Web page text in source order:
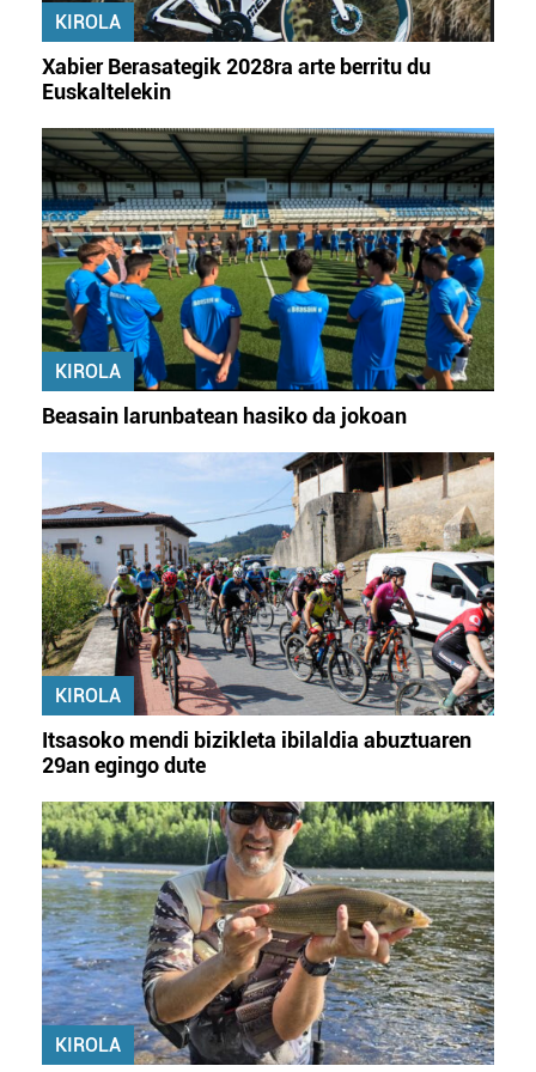
irakurri
KIROLA
Xabier Berasategik 2028ra arte berritu du
Euskaltelekin
KIROLA
Beasain larunbatean hasiko da jokoan
KIROLA
Itsasoko mendi bizikleta ibilaldia abuztuaren
29an egingo dute
KIROLA